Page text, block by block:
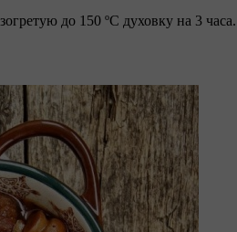
до 150 ºC духовку на 3 часа.